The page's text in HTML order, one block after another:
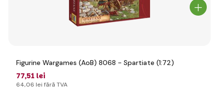
Figurine Wargames (AoB) 8068 - Spartiate (1:72)
77,51 lei
64,06 lei fără TVA